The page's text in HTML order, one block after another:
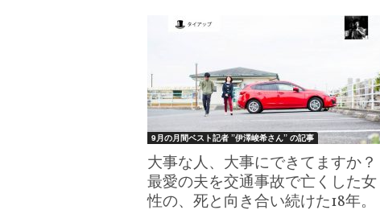
9月の月間ベスト記者 ”伊澤峻希さん” の記事
大事な人、大事にできてますか？
最愛の夫を交通事故で亡くした女
性の、死と向き合い続けた18年。